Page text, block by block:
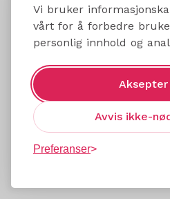
Vi bruker
vårt for å forbedre
personlig innhold og
Avvis ikke-
Preferanser